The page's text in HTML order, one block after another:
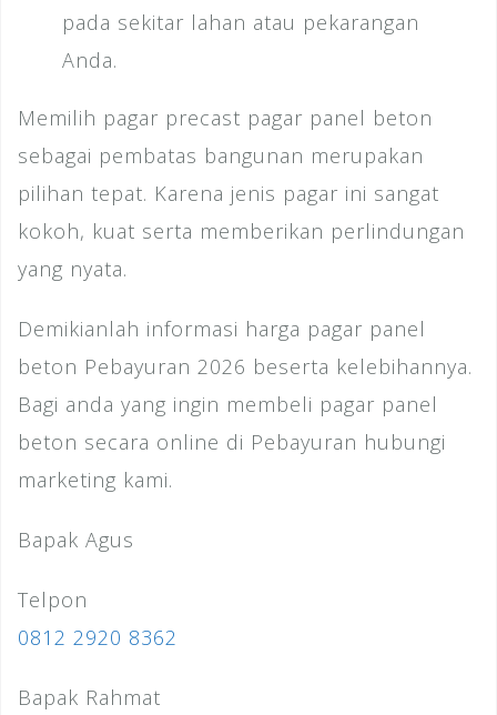
pada sekitar lahan atau pekarangan
Anda.
Memilih pagar precast pagar panel beton
sebagai pembatas bangunan merupakan
pilihan tepat. Karena jenis pagar ini sangat
kokoh, kuat serta memberikan perlindungan
yang nyata.
Demikianlah informasi harga pagar panel
beton Pebayuran 2026 beserta kelebihannya.
Bagi anda yang ingin membeli pagar panel
beton secara online di Pebayuran hubungi
marketing kami.
Bapak Agus
Telpon
0812 2920 8362
Bapak Rahmat